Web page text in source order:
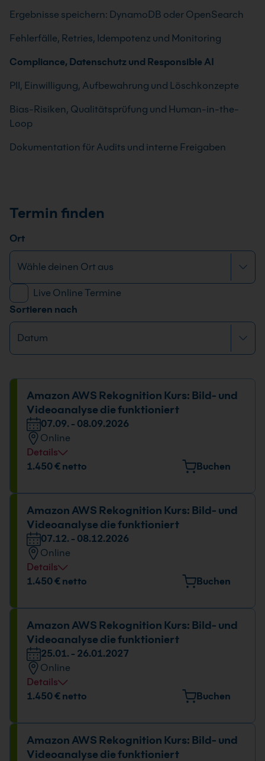
Ergebnisse speichern: DynamoDB oder OpenSearch
Fehlerfälle, Retries, Idempotenz und Monitoring
Compliance, Datenschutz und Responsible AI
PII, Einwilligung, Aufbewahrung und Löschkonzepte
Bias-Risiken, Qualitätsprüfung und Human-in-the-
Loop
Dokumentation für Audits und interne Freigaben
Termin finden
Ort
Live Online Termine
Sortieren nach
Amazon AWS Rekognition Kurs: Bild- und
Videoanalyse die funktioniert
07.09. - 08.09.2026
Online
Details
1.450 € netto
Buchen
Amazon AWS Rekognition Kurs: Bild- und
Videoanalyse die funktioniert
07.12. - 08.12.2026
Online
Details
1.450 € netto
Buchen
Amazon AWS Rekognition Kurs: Bild- und
Videoanalyse die funktioniert
25.01. - 26.01.2027
Online
Details
1.450 € netto
Buchen
Amazon AWS Rekognition Kurs: Bild- und
Videoanalyse die funktioniert